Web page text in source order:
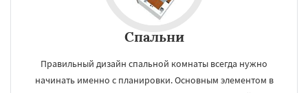
Спальни
Правильный дизайн спальной комнаты всегда нужно
начинать именно с планировки. Основным элементом в